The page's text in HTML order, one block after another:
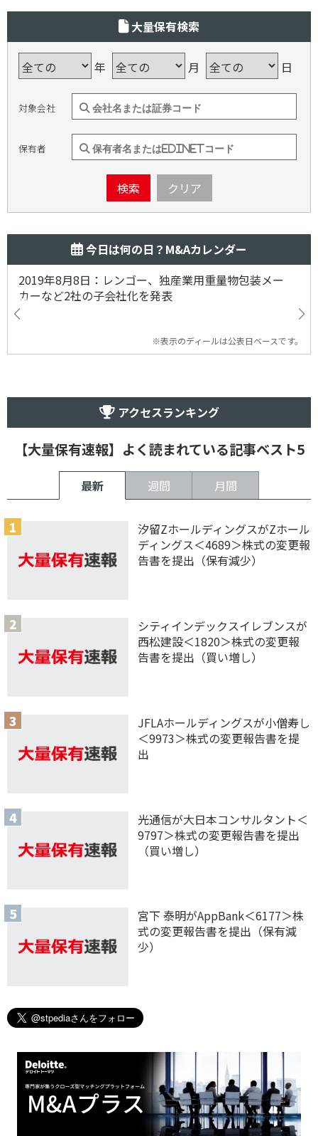
大量保有検索
年 月 日
対象会社
保有者
検索 クリア
今日は何の日？M&Aカレンダー
2019年8月8日：レンゴー、独産業用重量物包装メー
カーなど2社の子会社化を発表
※表示のディールは公表日ベースです。
アクセスランキング
【大量保有速報】よく読まれている記事ベスト5
最新 週間 月間
汐留ZホールディングスがZホール
ディングス＜4689＞株式の変更報
告書を提出（保有減少）
シティインデックスイレブンスが
西松建設＜1820＞株式の変更報
告書を提出（買い増し）
JFLAホールディングスが小僧寿し
＜9973＞株式の変更報告書を提
出
光通信が大日本コンサルタント＜
9797＞株式の変更報告書を提出
（買い増し）
宮下 泰明がAppBank＜6177＞株
式の変更報告書を提出（保有減
少）